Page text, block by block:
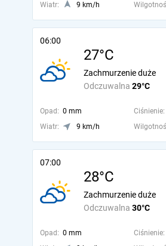
Wiatr:
9 km/h
06:00
27°C
Odczuwalna 29°C
Zachmurzenie duże
Opad: 0 mm Ciśnienie:
Wiatr:
9 km/h
07:00
28°C
Odczuwalna 30°C
Zachmurzenie duże
Opad: 0 mm Ciśnienie: